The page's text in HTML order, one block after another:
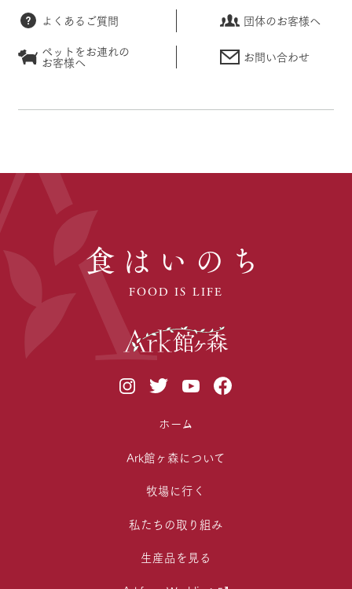
よくあるご質問
団体のお客様へ
ペットをお連れの
お客様へ お問い合わせ
食はいのち
FOOD IS LIFE
ホーム
Ark館ヶ森について
牧場に行く
私たちの取り組み
生産品を見る